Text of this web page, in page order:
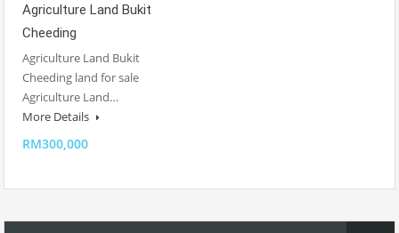
Agriculture Land Bukit
Cheeding
Agriculture Land Bukit
Cheeding land for sale
Agriculture Land…
More Details
RM300,000